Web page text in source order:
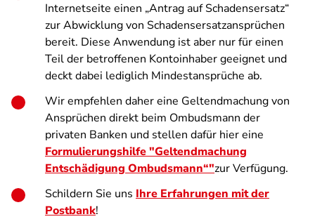
Internetseite einen „Antrag auf Schadensersatz“
zur Abwicklung von Schadensersatzansprüchen
bereit. Diese Anwendung ist aber nur für einen
Teil der betroffenen Kontoinhaber geeignet und
deckt dabei lediglich Mindestansprüche ab.
Wir empfehlen daher eine Geltendmachung von
Ansprüchen direkt beim Ombudsmann der
privaten Banken und stellen dafür hier eine
Formulierungshilfe "Geltendmachung
Entschädigung Ombudsmann“"zur Verfügung.
Schildern Sie uns Ihre Erfahrungen mit der
Postbank!